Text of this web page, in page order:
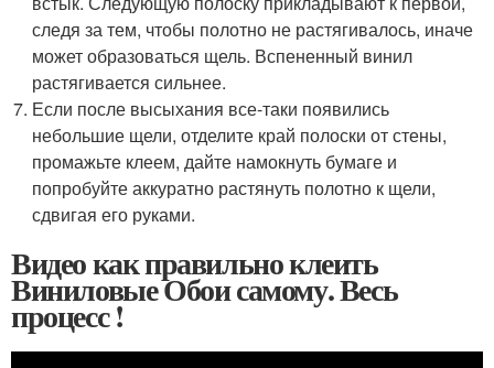
следя за тем, чтобы полотно не растягивалось, иначе
может образоваться щель. Вспененный винил
растягивается сильнее.
Если после высыхания все-таки появились
небольшие щели, отделите край полоски от стены,
промажьте клеем, дайте намокнуть бумаге и
попробуйте аккуратно растянуть полотно к щели,
сдвигая его руками.
Видео как правильно клеить
Виниловые Обои самому. Весь
процесс !